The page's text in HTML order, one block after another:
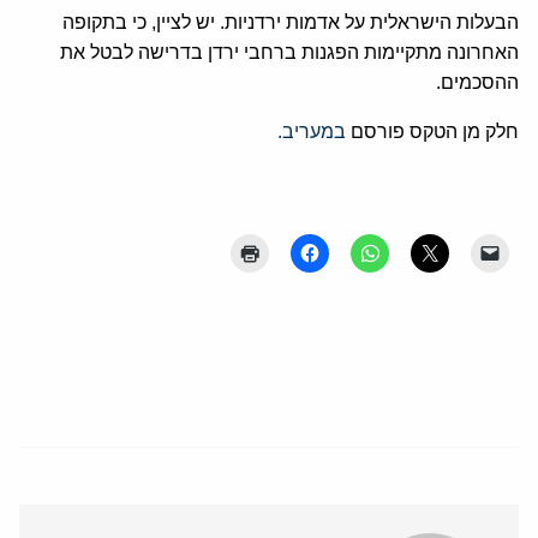
הבעלות הישראלית על אדמות ירדניות. יש לציין, כי בתקופה
האחרונה מתקיימות הפגנות ברחבי ירדן בדרישה לבטל את
ההסכמים.
חלק מן הטקס פורסם במעריב.